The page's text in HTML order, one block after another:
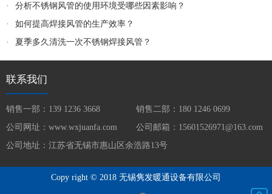
·
分析不锈钢风管的使用环境受哪些因素影响？
·
如何提高焊接风管的生产效率？
·
夏季多久清洗一次不锈钢焊接风管？
联系我们
销售一部：139 1236 3668
销售二部：180 1246 0699
公司网址：www.wxjuanfa.com
公司邮箱：15601526971@163.com
公司地址：江苏省无锡市惠山区余浩路13号
Copy right © 2018 无锡隽发暖通设备有限公司